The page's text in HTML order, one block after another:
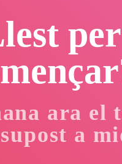
per
ara el
a